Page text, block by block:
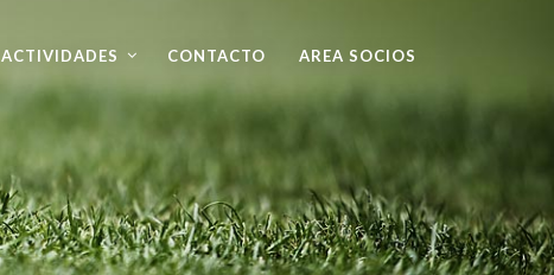
ACTIVIDADES CONTACTO AREA SOCIOS